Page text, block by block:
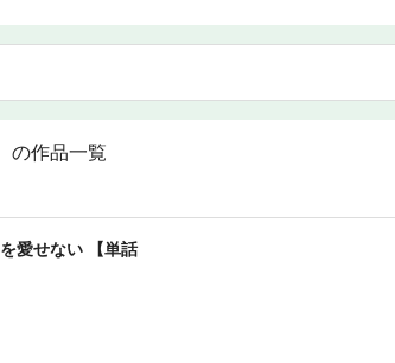
の作品一覧
愛せない 【単話